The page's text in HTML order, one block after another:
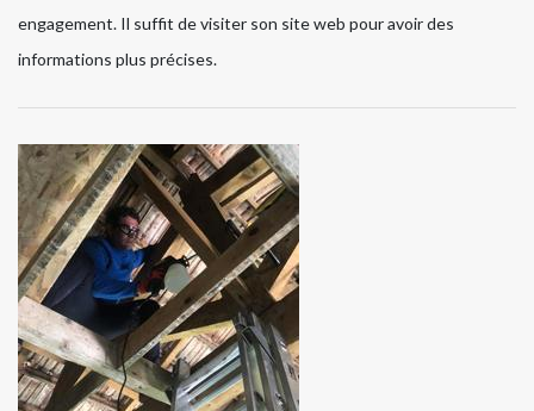
engagement. Il suffit de visiter son site web pour avoir des
informations plus précises.